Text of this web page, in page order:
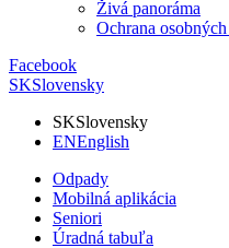
Živá panoráma
Ochrana
Facebook
SKSlovensky
SKSlovensky
ENEnglish
Odpady
Mobilná aplikácia
Seniori
Úradná tabuľa